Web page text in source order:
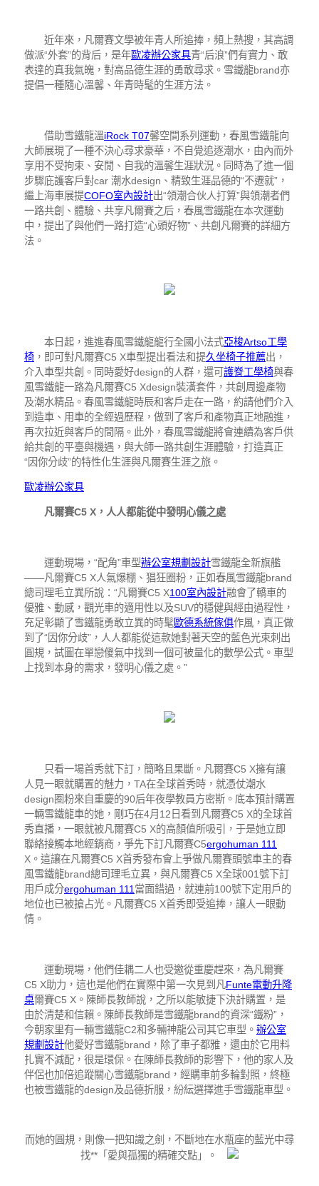
近年來，凡爾賽文學被年青人所追捧，頻上熱搜，其高調
做派“外套”的背后，是年歐凌辦公家具青“后浪”們有實力、敢
表達的真我氣魄，對高品德生涯的勇敢尋求。雪鐵龍brand亦
提倡一種隨心溫馨、年青時髦的生涯方法。
借助雪鐵龍溫iRock T07馨空間系列運動，春風雪鐵龍向
大師展現了一種不決心尋求豪華，不自覺追逐潮水，由內而外
享用不受拘束、安閒、自我的溫馨生涯狀況。同時為了進一個
步驟庇護客戶對car 潮水design、精致生涯品德的“不遷就”，
繼上海車展提COFO室內設計出“領潮合伙人打算”與領潮者們
一路共創、體驗、共享凡爾賽之后，春風雪鐵龍在本次運動
中，提出了與他們一路打造“心頭好物”、共創凡爾賽的詳細方
法。
本日起，進進春風雪鐵龍龍行全國小法式亞梭Artso工學
椅 ，即可對凡爾賽C5 X車型提出看法和提久坐椅子推薦出，
介入車型共創。同時愛好design的人群，還可 護脊工學椅與春
風雪鐵龍一路為凡爾賽C5 Xdesign裝潢套件，共創周邊產物
及潮水精品。春風雪鐵龍時辰和客戶走在一路，約請他們介入
到造車、用車的全經過歷程，做到了客戶和產物真正地融進，
再次拉近與客戶的間隔。此外，春風雪鐵龍將會連續為客戶供
給共創的平臺與機遇，與大師一路共創生涯體驗，打造真正
“因你分歧”的特性化生涯與凡爾賽生涯之旅。
歐凌辦公家具
凡爾賽C5 X，人人都能從中發明心儀之處
運動現場，“配角”車型辦公室規劃設計雪鐵龍全新旗艦
——凡爾賽C5 X人氣爆棚、猖狂圈粉，正如春風雪鐵龍brand
總司理毛立異所說：“凡爾賽C5 X100室內設計融會了轎車的
優雅、動感，觀光車的適用性以及SUV的穩健與經由過程性，
充足彰顯了雪鐵龍勇敢立異的時髦歐德系統傢俱作風，真正做
到了“因你分歧”，人人都能從這款她對著天空的藍色光束刺出
圓規，試圖在單戀傻氣中找到一個可被量化的數學公式。車型
上找到本身的需求，發明心儀之處。”
只看一場首秀就下訂，簡略且果斷。凡爾賽C5 X擁有讓
人見一眼就購置的魅力，TA在全球首秀時，就憑仗潮水
design圈粉來自重慶的90后年夜學教員方密斯。底本預計購置
一輛雪鐵龍車的她，剛巧在4月12日看到凡爾賽C5 X的全球首
秀直播，一眼就被凡爾賽C5 X的高顏值所吸引，于是她立即
聯絡接觸本地經銷商，爭先下訂凡爾賽C5ergohuman 111
X。這讓在凡爾賽C5 X首秀發布會上爭做凡爾賽頭號車主的春
風雪鐵龍brand總司理毛立異，與凡爾賽C5 X全球001號下訂
用戶成分ergohuman 111 當面錯過，就連前100號下定用戶的
地位也已被搶占光。凡爾賽C5 X首秀即受追捧，讓人一眼動
情。
運動現場，他們佳耦二人也受邀從重慶趕來，為凡爾賽
C5 X助力，這也是他們在實際中第一次見到凡Funte電動升降
桌爾賽C5 X。陳師長教師說，之所以能敏捷下決計購置，是
由於清楚和信賴。陳師長教師是雪鐵龍brand的資深“鐵粉”，
今朝家里有一輛雪鐵龍C2和多輛神龍公司其它車型。 辦公室
規劃設計他愛好雪鐵龍brand，除了車子都雅，還由於它用料
扎實不減配，很是環保。在陳師長教師的影響下，他的家人及
伴侶也加倍追蹤關心雪鐵龍brand，經購車前多輪對照，終極
也被雪鐵龍的design及品德折服，紛紜選擇進手雪鐵龍車型。
而她的圓規，則像一把知識之劍，不斷地在水瓶座的藍光中尋
找**「愛與孤獨的精確交點」。